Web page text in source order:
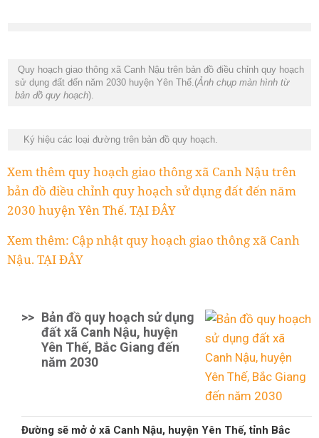
Quy hoạch giao thông xã Canh Nậu trên bản đồ điều chỉnh quy hoạch
sử dụng đất đến năm 2030 huyện Yên Thế.(Ảnh chụp màn hình từ
bản đồ quy hoạch).
Ký hiệu các loại đường trên bản đồ quy hoạch.
Xem thêm quy hoạch giao thông xã Canh Nậu trên
bản đồ điều chỉnh quy hoạch sử dụng đất đến năm
2030 huyện Yên Thế. TẠI ĐÂY
Xem thêm: Cập nhật quy hoạch giao thông xã Canh
Nậu. TẠI ĐÂY
>> Bản đồ quy hoạch sử dụng
đất xã Canh Nậu, huyện
Yên Thế, Bắc Giang đến
năm 2030
Đường sẽ mở ở xã Canh Nậu, huyện Yên Thế, tỉnh Bắc